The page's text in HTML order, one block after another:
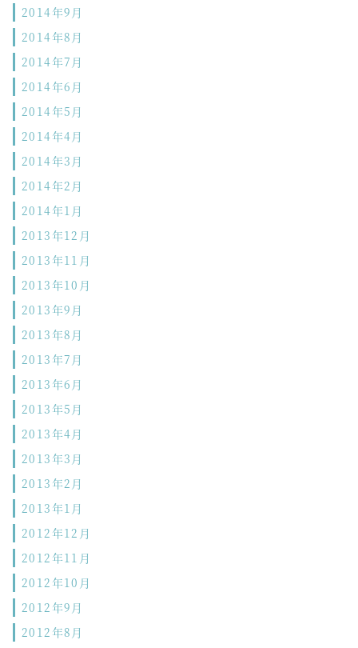
2014年9月
2014年8月
2014年7月
2014年6月
2014年5月
2014年4月
2014年3月
2014年2月
2014年1月
2013年12月
2013年11月
2013年10月
2013年9月
2013年8月
2013年7月
2013年6月
2013年5月
2013年4月
2013年3月
2013年2月
2013年1月
2012年12月
2012年11月
2012年10月
2012年9月
2012年8月